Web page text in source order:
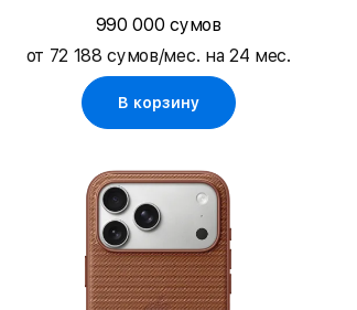
Galaxy для iPhone 17 Pro Max
990 000 сумов
от 72 188 сумов/мес. на 24 мес.
В корзину